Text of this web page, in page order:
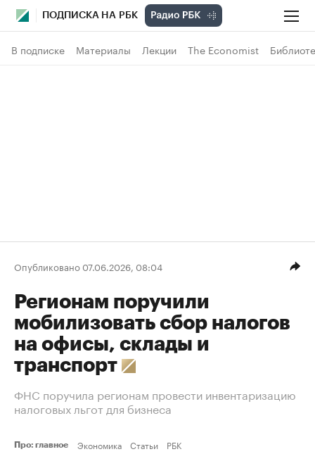
ПОДПИСКА НА РБК
В подписке Материалы Лекции The Economist
Опубликовано 07.06.2026, 08:04
Регионам поручили
мобилизовать сбор налогов
на офисы, склады и
транспорт
ФНС поручила регионам провести инвентаризацию
налоговых льгот для бизнеса
Про: главное Экономика Статьи РБК